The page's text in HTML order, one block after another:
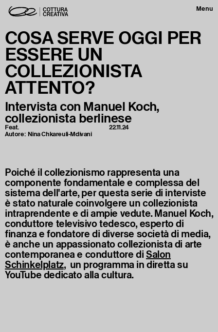
Menu
COSA SERVE OGGI PER
ESSERE UN
COLLEZIONISTA
ATTENTO?
Intervista con Manuel Koch,
collezionista berlinese
Feat.
Autore: Nina Chkareuli-Mdivani
22.11.24
Poiché il collezionismo rappresenta una
componente fondamentale e complessa del
sistema dell'arte, per questa serie di interviste
è stato naturale coinvolgere un collezionista
intraprendente e di ampie vedute. Manuel Koch,
conduttore televisivo tedesco, esperto di
finanza e fondatore di diverse società di media,
è anche un appassionato collezionista di arte
contemporanea e conduttore diSalon
Schinkelplatz, un programma in diretta su
YouTube dedicato alla cultura.